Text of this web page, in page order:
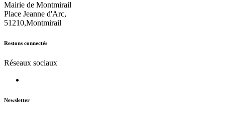
Mairie de Montmirail
Place Jeanne d'Arc,
51210,Montmirail
Restons connectés
Réseaux sociaux
Newsletter